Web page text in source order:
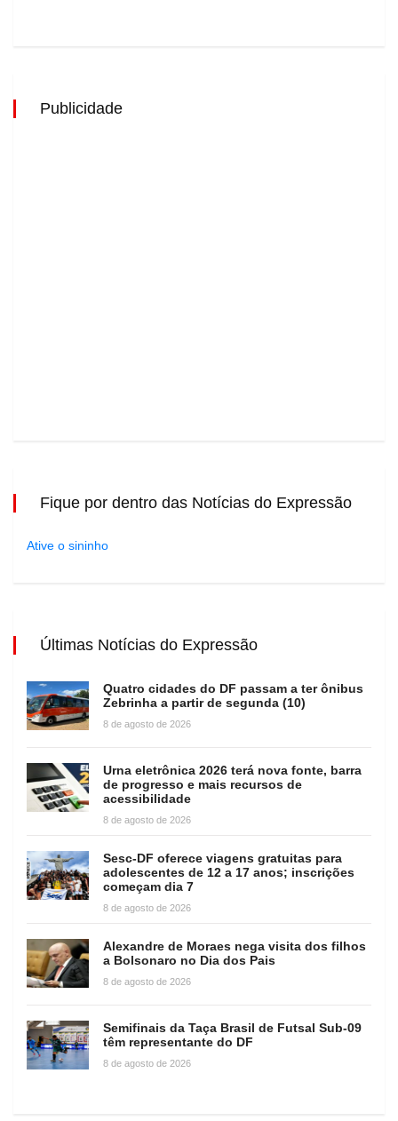
Publicidade
Fique por dentro das Notícias do Expressão
Ative o sininho
Últimas Notícias do Expressão
Quatro cidades do DF passam a ter ônibus
Zebrinha a partir de segunda (10)
8 de agosto de 2026
Urna eletrônica 2026 terá nova fonte, barra
de progresso e mais recursos de
acessibilidade
8 de agosto de 2026
Sesc-DF oferece viagens gratuitas para
adolescentes de 12 a 17 anos; inscrições
começam dia 7
8 de agosto de 2026
Alexandre de Moraes nega visita dos filhos
a Bolsonaro no Dia dos Pais
8 de agosto de 2026
Semifinais da Taça Brasil de Futsal Sub-09
têm representante do DF
8 de agosto de 2026